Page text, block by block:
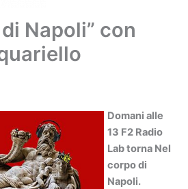
Napoli” con
Domani alle
13 F2 Radio
Lab torna Nel
corpo di
Napoli.